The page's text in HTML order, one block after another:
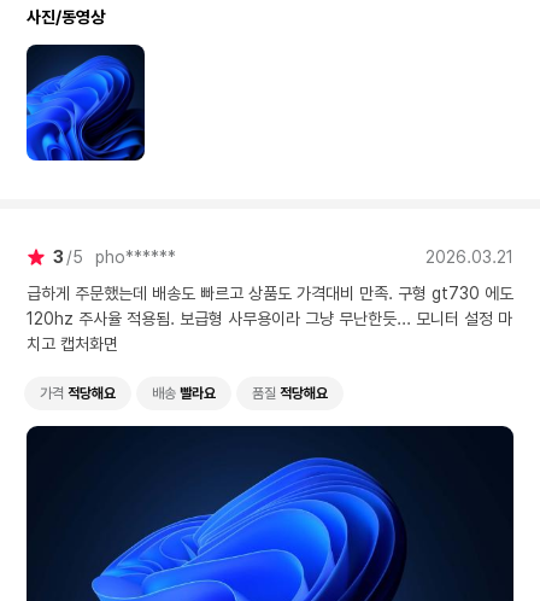
사진/동영상
3 5 pho******
2026.03.21
급하게 주문했는데 배송도 빠르고 상품도 가격대비 만족. 구형 gt730 에도
120hz 주사율 적용됨. 보급형 사무용이라 그냥 무난한듯... 모니터 설정 마
치고 캡처화면
가격 적당해요 배송 빨라요 품질 적당해요